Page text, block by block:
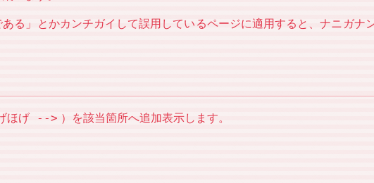
る」とかカンチガイして誤用しているページに適用すると、ナニガナ
ほげ --> ）を該当箇所へ追加表示します。